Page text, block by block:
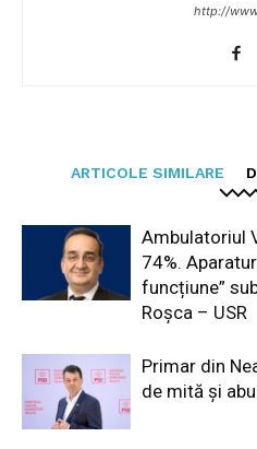
http://
ARTICOLE SIMILARE
Ambulatoriul
74%.
funcțiune”
Roșca – USR
Primar din
de mită și